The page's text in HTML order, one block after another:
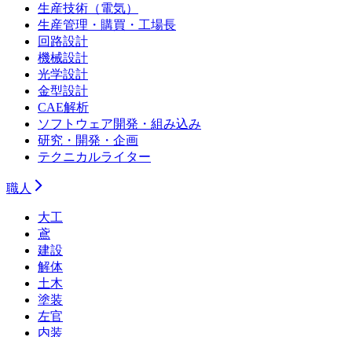
生産技術（電気）
生産管理・購買・工場長
回路設計
機械設計
光学設計
金型設計
CAE解析
ソフトウェア開発・組み込み
研究・開発・企画
テクニカルライター
職人
大工
鳶
建設
解体
土木
塗装
左官
内装